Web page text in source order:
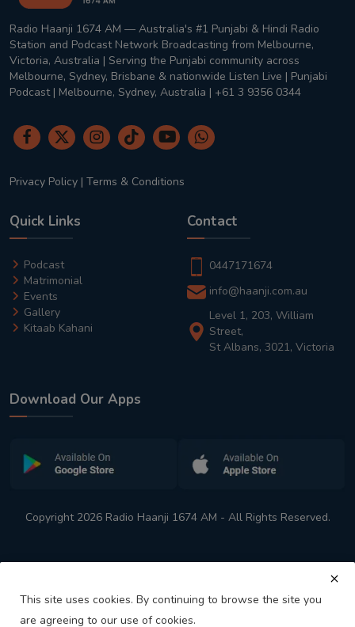
Radio Haanji 1674 AM — Australia's #1 Punjabi & Hindi Radio
Station and Podcast Network Broadcasting from Melbourne,
Victoria, Australia | Serving the Punjabi community across
Melbourne, Sydney, Brisbane & nationwide Listen Live | Punjabi
Podcast | Melbourne, Sydney, Australia | +61 3 9356 0344
Privacy Policy | Terms & Conditions
Quick Links
Podcast
Matrimonial
Events
Gallery
Kitaab Kahani
Contact
0447171674
info@haanji.com.au
Level 1, 203, William
Street,
St Albans, 3021, Victoria
Download Our Apps
Copyright 2026 Radio Haanji 1674 AM - All Rights Reserved.
This site uses cookies. By continuing to browse the site you
are agreeing to our use of cookies.